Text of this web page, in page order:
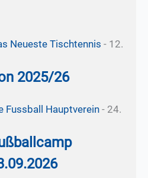
Neueste Tischtennis - 12.
2025/26
Fussball Hauptverein - 24.